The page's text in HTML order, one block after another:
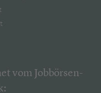
vom Jobbörsen-